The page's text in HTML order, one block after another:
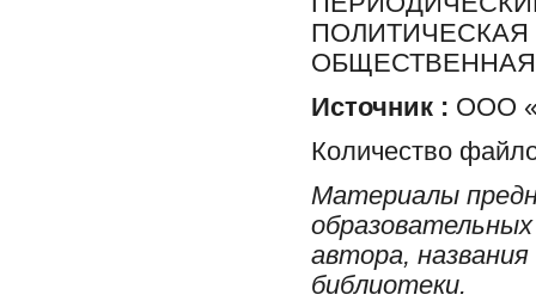
Источник : ООО
Количество
Материалы
автора,
библиотеки.